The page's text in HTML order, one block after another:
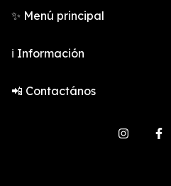
✨ Menú principal
ℹ️ Información
📲 Contactános